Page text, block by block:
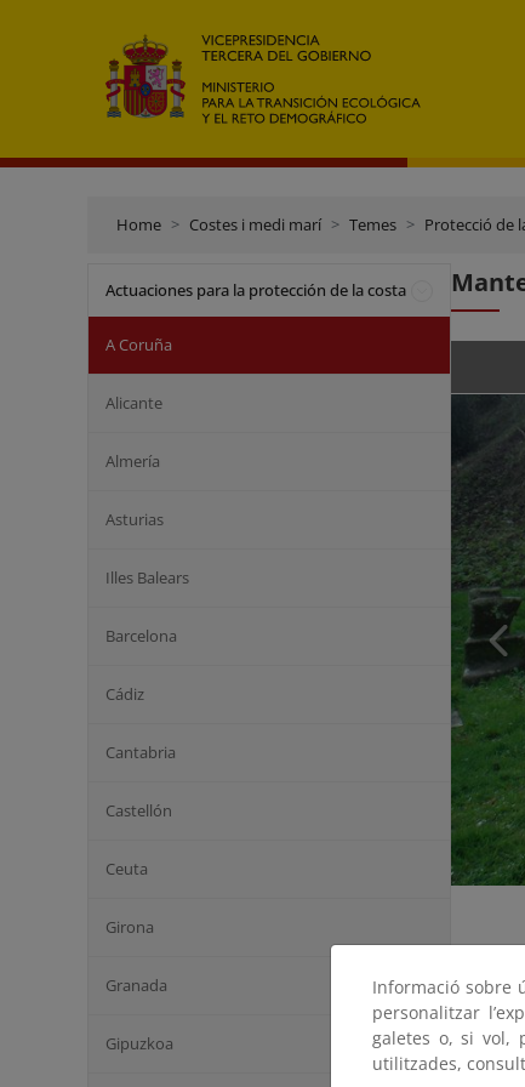
Home Costes i medi marí Temes Protecció de
Actuaciones para la protección de la costa
A Coruña
Alicante
Almería
Asturias
Illes Balears
Barcelona
Cádiz
Cantabria
Castellón
Ceuta
Girona
Granada
Gipuzkoa
Informació sobre
personalitzar
galetes o, si vol,
utilitzades,